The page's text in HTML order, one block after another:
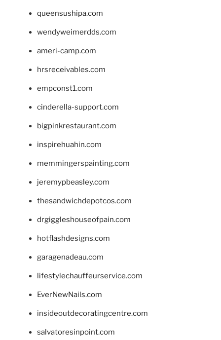
queensushipa.com
wendyweimerdds.com
ameri-camp.com
hrsreceivables.com
empconst1.com
cinderella-support.com
bigpinkrestaurant.com
inspirehuahin.com
memmingerspainting.com
jeremypbeasley.com
thesandwichdepotcos.com
drgiggleshouseofpain.com
hotflashdesigns.com
garagenadeau.com
lifestylechauffeurservice.com
EverNewNails.com
insideoutdecoratingcentre.com
salvatoresinpoint.com